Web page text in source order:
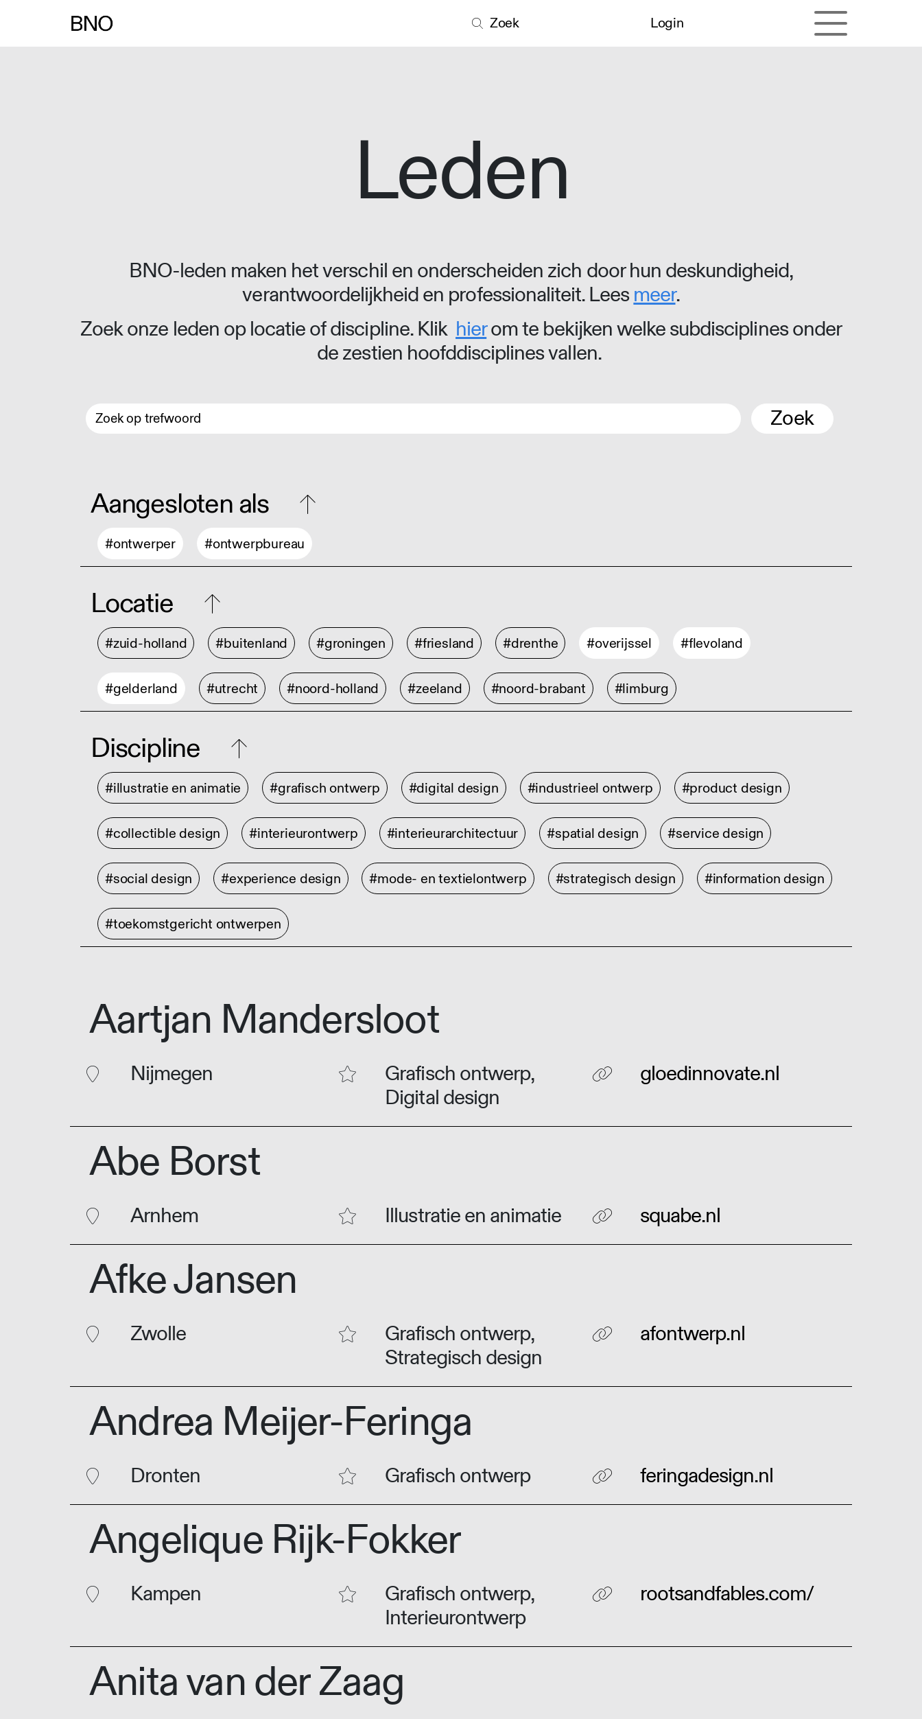
Zoek Login
Leden
BNO-leden maken het verschil en onderscheiden zich door hun deskundigheid,
verantwoordelijkheid en professionaliteit. Leesmeer.
Zoek onze leden op locatie of discipline. Klik hierom te bekijken welke subdisciplines onder
de zestien hoofddisciplines vallen.
Zoek
Aangesloten als
#ontwerper #ontwerpbureau
Locatie
#zuid-holland #buitenland #groningen #friesland #drenthe #overijssel #flevoland
#gelderland #utrecht #noord-holland #zeeland #noord-brabant #limburg
Discipline
#illustratie en animatie #grafisch ontwerp #digital design #industrieel ontwerp #product design
#collectible design #interieurontwerp #interieurarchitectuur #spatial design #service design
#social design #experience design #mode- en textielontwerp #strategisch design #information design
#toekomstgericht ontwerpen
Aartjan Mandersloot
Nijmegen
Grafisch ontwerp,
Digital design
gloedinnovate.nl
Abe Borst
Arnhem Illustratie en animatie squabe.nl
Afke Jansen
Zwolle
Grafisch ontwerp,
Strategisch design
afontwerp.nl
Andrea Meijer-Feringa
Dronten Grafisch ontwerp feringadesign.nl
Angelique Rijk-Fokker
Kampen
Grafisch ontwerp,
Interieurontwerp
rootsandfables.com/
Anita van der Zaag